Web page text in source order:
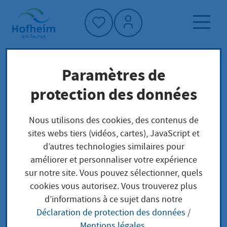
Accueil"
Page d'accueil
Trouver un service
Préoccupations locales
Änderung einer genehmigungsbedürftigen
Anlage nach BImSchG Genehmigung im
Rahmen von Repowering einer Anlage zur
Erzeugung von Strom aus erneuerbaren
Energien
Änderung einer
Paramètres de
protection des données
Nous utilisons des cookies, des contenus de
sites webs tiers (vidéos, cartes), JavaScript et
d’autres technologies similaires pour
améliorer et personnaliser votre expérience
sur notre site. Vous pouvez sélectionner, quels
cookies vous autorisez. Vous trouverez plus
d’informations à ce sujet dans notre
Déclaration de protection des données /